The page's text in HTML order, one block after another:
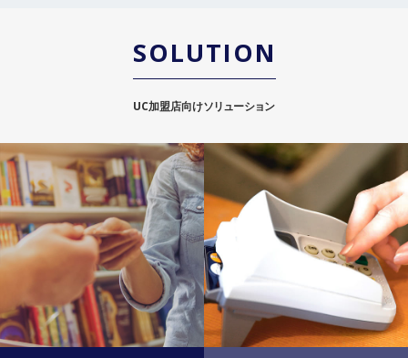
SOLUTION
UC加盟店向けソリューション